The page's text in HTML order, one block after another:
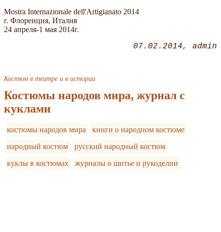
Mostra Internazionale dell'Artigianato 2014
г. Флоренция, Италия
24 апреля-1 мая 2014г.
07.02.2014 admin
Костюм в театре и в истории
Костюмы народов мира, журнал с
куклами
костюмы народов мира
книги о народном костюме
народный костюм
русский народный костюм
куклы в костюмах
журналы о шитье и рукоделии